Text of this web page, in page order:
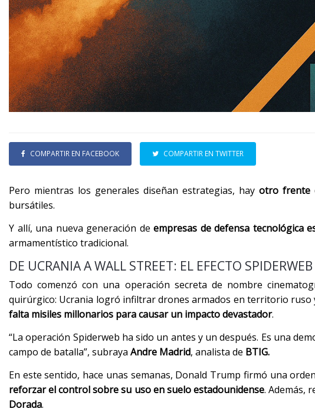
COMPARTIR EN FACEBOOK COMPARTIR EN TWITTER
Pero mientras los generales diseñan estrategias, hay otro frente
bursátiles.
Y allí, una nueva generación deempresas de defensa tecnológica
armamentístico tradicional.
DE UCRANIA A WALL STREET: EL EFECTO SPIDERWEB
Todo comenzó con una operación secreta de nombre
quirúrgico: Ucrania logró infiltrar drones armados en territorio ruso
falta misiles millonarios para causar un impacto devastador.
“La operación Spiderweb ha sido un antes y un después. Es una
campo de batalla”, subraya Andre Madrid, analista de BTIG.
En este sentido, hace unas semanas, Donald Trump firmó una
reforzar el control sobre su uso en suelo estadounidense. Además,
Dorada.